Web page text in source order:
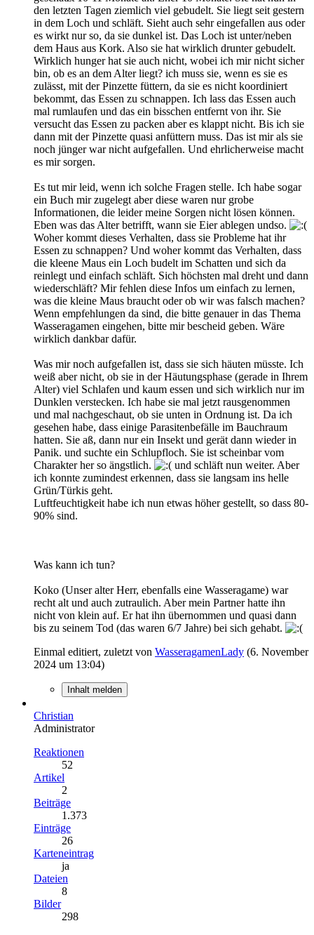
den letzten Tagen ziemlich viel gebudelt. Sie liegt seit gestern
in dem Loch und schläft. Sieht auch sehr eingefallen aus oder
es wirkt nur so, da sie dunkel ist. Das Loch ist unter/neben
dem Haus aus Kork. Also sie hat wirklich drunter gebudelt.
Wirklich hunger hat sie auch nicht, wobei ich mir nicht sicher
bin, ob es an dem Alter liegt? ich muss sie, wenn es sie es
zulässt, mit der Pinzette füttern, da sie es nicht koordiniert
bekommt, das Essen zu schnappen. Ich lass das Essen auch
mal rumlaufen und das ein bisschen entfernt von ihr. Sie
versucht das Essen zu packen aber es klappt nicht. Bis ich sie
dann mit der Pinzette quasi anfüttern muss. Das ist mir als sie
noch jünger war nicht aufgefallen. Und ehrlicherweise macht
es mir sorgen.
Es tut mir leid, wenn ich solche Fragen stelle. Ich habe sogar
ein Buch mir zugelegt aber diese waren nur grobe
Informationen, die leider meine Sorgen nicht lösen können.
Eben was das Alter betrifft, wann sie Eier ablegen undso.
Woher kommt dieses Verhalten, dass sie Probleme hat ihr
Essen zu schnappen? Und woher kommt das Verhalten, dass
die kleene Maus ein Loch budelt im Schatten und sich da
reinlegt und einfach schläft. Sich höchsten mal dreht und dann
wiederschläft? Mir fehlen diese Infos um einfach zu lernen,
was die kleine Maus braucht oder ob wir was falsch machen?
Wenn empfehlungen da sind, die bitte genauer in das Thema
Wasseragamen eingehen, bitte mir bescheid geben. Wäre
wirklich dankbar dafür.
Was mir noch aufgefallen ist, dass sie sich häuten müsste. Ich
weiß aber nicht, ob sie in der Häutungsphase (gerade in Ihrem
Alter) viel Schlafen und kaum essen und sich wirklich nur im
Dunklen verstecken. Ich habe sie mal jetzt rausgenommen
und mal nachgeschaut, ob sie unten in Ordnung ist. Da ich
gesehen habe, dass einige Parasitenbefälle im Bauchraum
hatten. Sie aß, dann nur ein Insekt und gerät dann wieder in
Panik. und suchte ein Schlupfloch. Sie ist scheinbar vom
Charakter her so ängstlich.
und schläft nun weiter. Aber
ich konnte zumindest erkennen, dass sie langsam ins helle
Grün/Türkis geht.
Luftfeuchtigkeit habe ich nun etwas höher gestellt, so dass 80-
90% sind.
Was kann ich tun?
Koko (Unser alter Herr, ebenfalls eine Wasseragame) war
recht alt und auch zutraulich. Aber mein Partner hatte ihn
nicht von klein auf. Er hat ihn übernommen und quasi dann
bis zu seinem Tod (das waren 6/7 Jahre) bei sich gehabt.
Einmal editiert, zuletzt von WasseragamenLady (6. November
2024 um 13:04)
Inhalt melden
Christian
Administrator
Reaktionen
52
Artikel
2
Beiträge
1.373
Einträge
26
Karteneintrag
ja
Dateien
8
Bilder
298